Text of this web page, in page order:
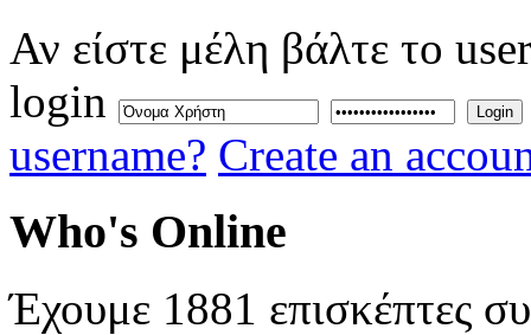
Αν είστε μέλη βάλτε το
login
Login
username? Create an
Who's Online
Έχουμε 1881 επισκέπτες